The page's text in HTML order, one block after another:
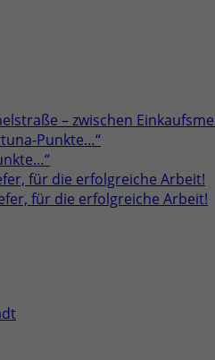
– zwischen
Punkte…“
für die erfolgreiche Arbeit!
für die erfolgreiche Arbeit!